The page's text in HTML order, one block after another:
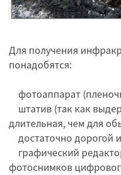
Для получения
понадобятся:
фотоаппарат
штатив (так как
длительная, чем для
достаточно дорогой
графический
фотоснимков